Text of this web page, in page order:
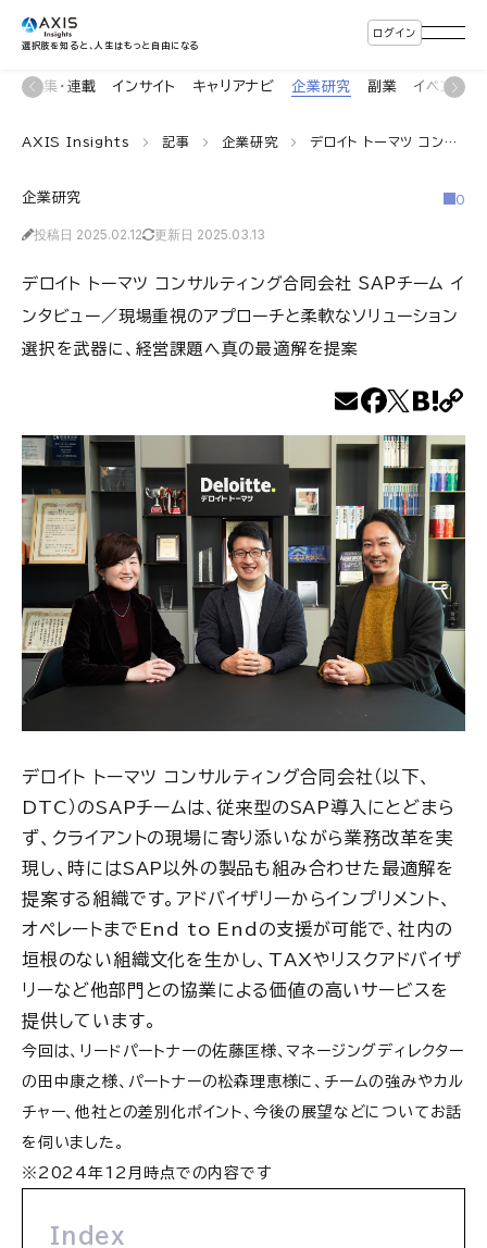
選択肢を知ると、人生はもっと自由になる
ログイン
特集・連載 インサイト キャリアナビ 企業研究 副業 イベント
AXIS Insights 記事 企業研究 デロイト トーマツ コンサルティング合同会社 SAPチーム インタビュー／現場重視のアプローチと柔軟なソリューション選択を武器に、経営課題へ真の最適解を提案
企業研究
投稿日 2025.02.12 更新日 2025.03.13
0
デロイト トーマツ コンサルティング合同会社 SAPチーム イ
ンタビュー／現場重視のアプローチと柔軟なソリューション
選択を武器に、経営課題へ真の最適解を提案
デロイト トーマツ コンサルティング合同会社（以下、
DTC）のSAPチームは、従来型のSAP導入にとどまら
ず、クライアントの現場に寄り添いながら業務改革を実
現し、時にはSAP以外の製品も組み合わせた最適解を
提案する組織です。アドバイザリーからインプリメント、
オペレートまでEnd to Endの支援が可能で、社内の
垣根のない組織文化を生かし、TAXやリスクアドバイザ
リーなど他部門との協業による価値の高いサービスを
提供しています。
今回は、リードパートナーの佐藤匡様、マネージングディレクター
の田中康之様、パートナーの松森理恵様に、チームの強みやカル
チャー、他社との差別化ポイント、今後の展望などについてお話
を伺いました。
※2024年12月時点での内容です
Index